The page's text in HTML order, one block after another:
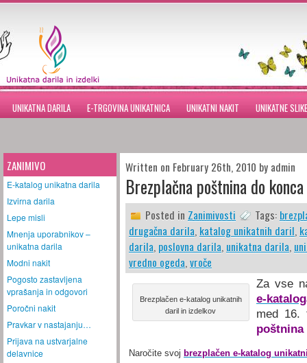
UNIKATNA DARILA E-TRGOVINA UNIKATNICA UNIKATNI NAKIT UNIKATNE SLIKE
ZANIMIVO
E-katalog unikatna darila
Izvirna darila
Lepe misli
Mnenja uporabnikov –
unikatna darila
Modni nakit
Pogosto zastavljena
vprašanja in odgovori
Poročni nakit
Pravkar v nastajanju…
Prijava na ustvarjalne
delavnice
Written on February 26th, 2010 by admin
Brezplačna poštnina do
Posted in Zanimivosti Tags:
drugačna darila, katalog unikatnih daril,
darila, poslovna darila, unikatna darila,
vredno ogeda, vroče
Brezplačen e-katalog unikatnih
daril in izdelkov
Za vse
e-
med 16.
poštnina
Naročite svoj brezplačen e-katalog